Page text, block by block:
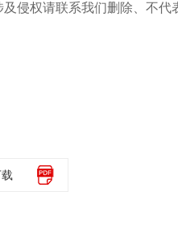
侵权请联系我们删除、不代